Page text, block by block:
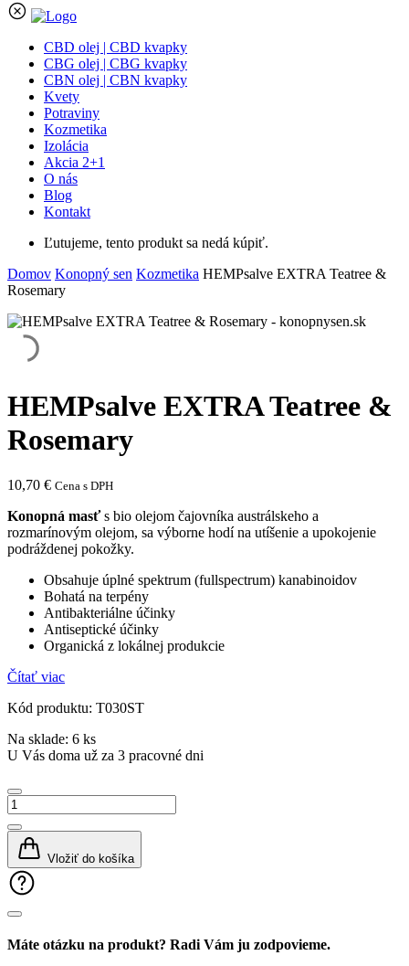
CBD olej | CBD kvapky
CBG olej | CBG kvapky
CBN olej | CBN kvapky
Kvety
Potraviny
Kozmetika
Izolácia
Akcia 2+1
O nás
Blog
Kontakt
Ľutujeme, tento produkt sa nedá kúpiť.
Domov Konopný sen Kozmetika HEMPsalve EXTRA Teatree &
Rosemary
HEMPsalve EXTRA Teatree &
Rosemary
10,70 € Cena s DPH
Konopná masťs bio olejom čajovníka austrálskeho a
rozmarínovým olejom, sa výborne hodí na utíšenie a upokojenie
podráždenej pokožky.
Obsahuje úplné spektrum (fullspectrum) kanabinoidov
Bohatá na terpény
Antibakteriálne účinky
Antiseptické účinky
Organická z lokálnej produkcie
Čítať viac
Kód produktu: T030ST
Na sklade: 6 ks
U Vás doma už za 3 pracovné dni
množstvo
HEMPsalve
EXTRA
Teatree
&
Rosemary
Vložiť do košíka
Máte otázku na produkt? Radi Vám ju zodpovieme.